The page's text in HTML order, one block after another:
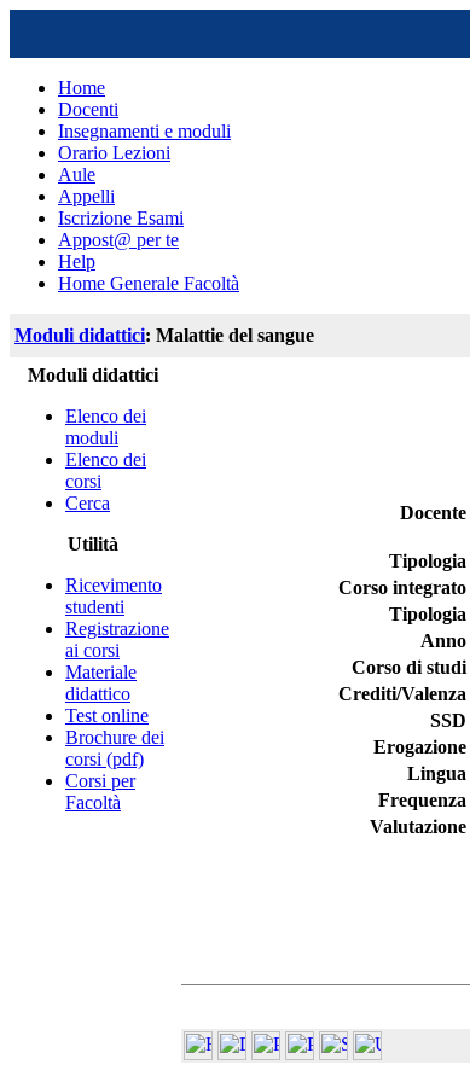
Home
Docenti
Insegnamenti e moduli
Orario Lezioni
Aule
Appelli
Iscrizione Esami
Appost@ per te
Help
Home Generale Facoltà
Moduli didattici: Malattie del sangue
Moduli didattici
Elenco dei
moduli
Elenco dei
corsi
Cerca
Utilità
Ricevimento
studenti
Registrazione
ai corsi
Materiale
didattico
Test online
Brochure dei
corsi (pdf)
Corsi per
Facoltà
Docente
Tipologia
Corso integrato
Tipologia
Anno
Corso di studi
Crediti/Valenza
SSD
Erogazione
Lingua
Frequenza
Valutazione